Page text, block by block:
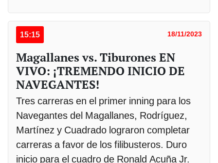
15:15 18/11/2023
Magallanes vs. Tiburones EN
VIVO: ¡TREMENDO INICIO DE
NAVEGANTES!
Tres carreras en el primer inning para los
Navegantes del Magallanes, Rodríguez,
Martínez y Cuadrado lograron completar
carreras a favor de los filibusteros. Duro
inicio para el cuadro de Ronald Acuña Jr.